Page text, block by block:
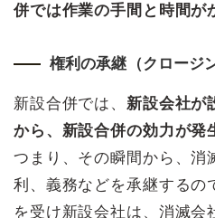
併では作業の手間と時間が
権利の承継（クロージ
新設合併では、 新設会社が
から、新設合併の効力が発
つまり、その瞬間から、消
利、義務などを承継するの
を受け新設会社は、消滅会